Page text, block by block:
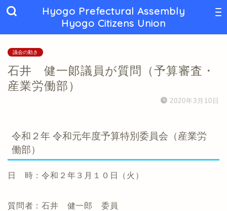
Hyogo Prefectural Assembly
Hyogo Citizens Union
議会の動き
石井 健一郞議員が質問（予算審査・
産業労働部）
2020年3月10日
令和２年 令和元年度予算特別委員会（産業労
働部）
日 時：令和２年３月１０日（火）
質問者：石井 健一郎 委員